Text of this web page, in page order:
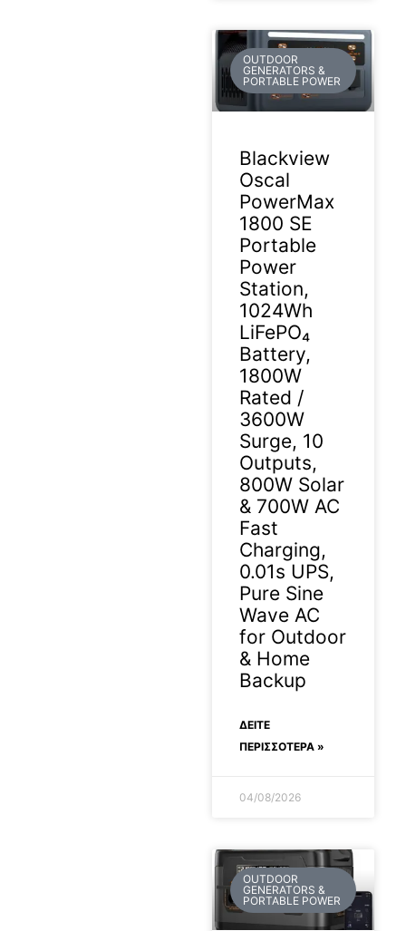
OUTDOOR
GENERATORS &
PORTABLE POWER
Blackview
Oscal
PowerMax
1800 SE
Portable
Power
Station,
1024Wh
LiFePO₄
Battery,
1800W
Rated /
3600W
Surge, 10
Outputs,
800W Solar
& 700W AC
Fast
Charging,
0.01s UPS,
Pure Sine
Wave AC
for Outdoor
& Home
Backup
ΔΕΊΤΕ
ΠΕΡΙΣΣΟΤΕΡΑ »
04/08/2026
OUTDOOR
GENERATORS &
PORTABLE POWER